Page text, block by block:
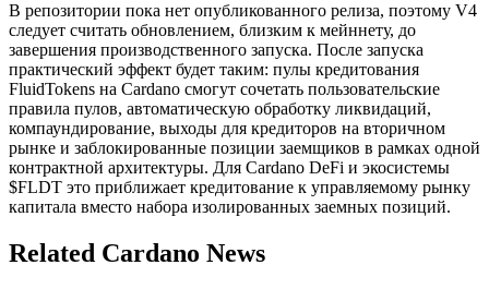
В репозитории пока нет опубликованного релиза, поэтому V4
следует считать обновлением, близким к мейннету, до
завершения производственного запуска. После запуска
практический эффект будет таким: пулы кредитования
FluidTokens на Cardano смогут сочетать пользовательские
правила пулов, автоматическую обработку ликвидаций,
компаундирование, выходы для кредиторов на вторичном
рынке и заблокированные позиции заемщиков в рамках одной
контрактной архитектуры. Для Cardano DeFi и экосистемы
$FLDT это приближает кредитование к управляемому рынку
капитала вместо набора изолированных заемных позиций.
Related Cardano News